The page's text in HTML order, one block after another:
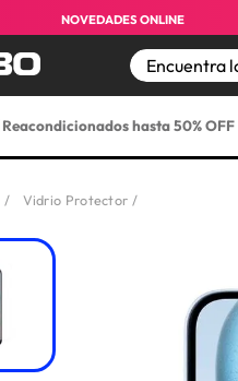
NOVEDADES ONLINE
Reacondicionados hasta 50% OFF
Vidrio Protector
1
5.
6